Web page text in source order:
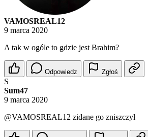
VAMOSREAL12
9 marca 2020
A tak w ogóle to gdzie jest Brahim?
Odpowiedz Zgłoś
S
Sum47
9 marca 2020
@VAMOSREAL12 zidane go zniszczył